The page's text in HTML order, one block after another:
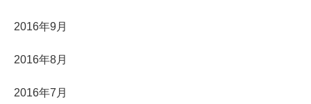
2016年9月
2016年8月
2016年7月